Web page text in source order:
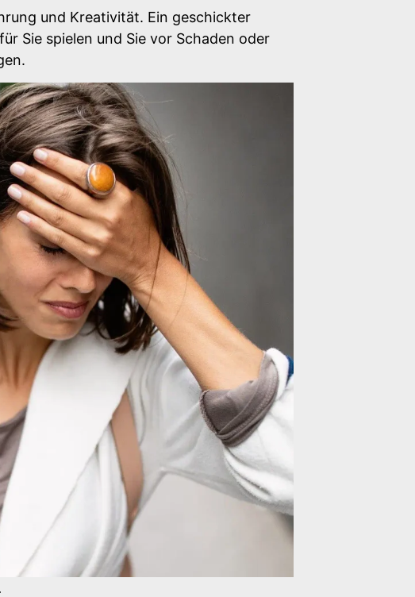
und Kreativität. Ein geschickter
Sie spielen und Sie vor Schaden oder